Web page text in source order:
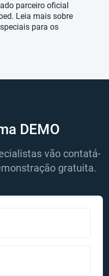
parceiro oficial
Leia mais sobre
para os
DEMO
vão contatá-
gratuita.